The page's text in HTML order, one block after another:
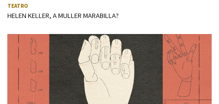
TEATRO
HELEN KELLER, A MULLER MARABILLA?